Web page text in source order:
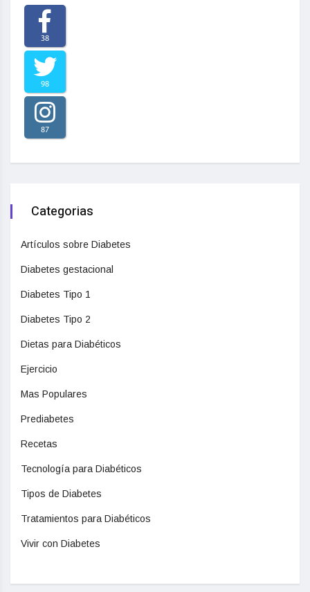
38
98
87
Categorias
Artículos sobre Diabetes
Diabetes gestacional
Diabetes Tipo 1
Diabetes Tipo 2
Dietas para Diabéticos
Ejercicio
Mas Populares
Prediabetes
Recetas
Tecnología para Diabéticos
Tipos de Diabetes
Tratamientos para Diabéticos
Vivir con Diabetes